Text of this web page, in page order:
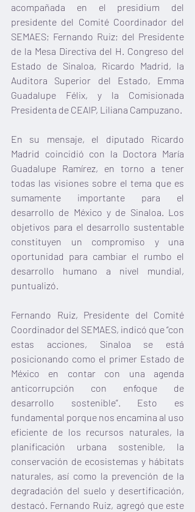
acompañada en el presidium del
presidente del Comité Coordinador del
SEMAES; Fernando Ruiz; del Presidente
de la Mesa Directiva del H. Congreso del
Estado de Sinaloa, Ricardo Madrid, la
Auditora Superior del Estado, Emma
Guadalupe Félix, y la Comisionada
Presidenta de CEAIP, Liliana Campuzano.
En su mensaje, el diputado Ricardo
Madrid coincidió con la Doctora María
Guadalupe Ramírez, en torno a tener
todas las visiones sobre el tema que es
sumamente importante para el
desarrollo de México y de Sinaloa. Los
objetivos para el desarrollo sustentable
constituyen un compromiso y una
oportunidad para cambiar el rumbo el
desarrollo humano a nivel mundial,
puntualizó.
Fernando Ruiz, Presidente del Comité
Coordinador del SEMAES, indicó que “con
estas acciones, Sinaloa se está
posicionando como el primer Estado de
México en contar con una agenda
anticorrupción con enfoque de
desarrollo sostenible”. Esto es
fundamental porque nos encamina al uso
eficiente de los recursos naturales, la
planificación urbana sostenible, la
conservación de ecosistemas y hábitats
naturales, así como la prevención de la
degradación del suelo y desertificación,
destacó. Fernando Ruiz, agregó que este